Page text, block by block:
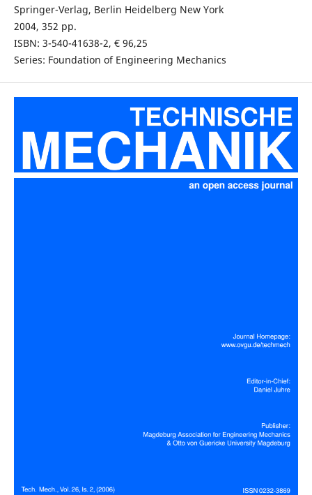
Springer-Verlag, Berlin Heidelberg New York
2004, 352 pp.
ISBN: 3-540-41638-2, € 96,25
Series: Foundation of Engineering Mechanics